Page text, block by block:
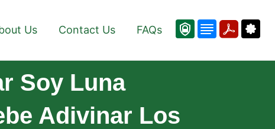
Us Contact Us FAQs
Soy Luna
Adivinar Los